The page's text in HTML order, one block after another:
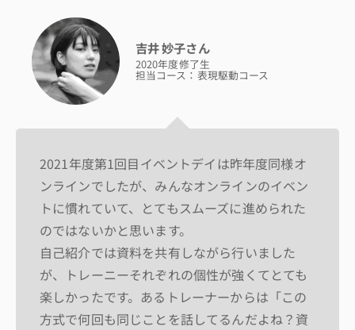
吉井 妙子さん
2020年度修了生
担当コース：表現駆動コース
2021年度第1回目イベントデイは昨年度同様オ
ンラインでしたが、みんなオンラインのイベン
トに慣れていて、とてもスムーズに進められた
のではないかと思います。
自己紹介では資料を共有しながら行いました
が、トレーニーそれぞれの個性が強くてとても
楽しかったです。あるトレーナーからは「この
方式で何回も同じことを話してるんだよね？資